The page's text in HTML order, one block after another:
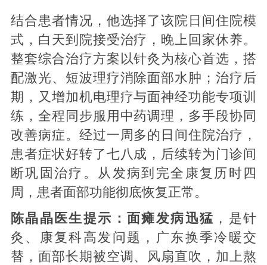
结合患者情况，他选择了该院日间住院模
式，白天到院接受治疗，晚上回家休养。
整套综合治疗方案以针灸为核心首选，搭
配激光、短波理疗消除面部水肿；治疗后
期，又增加机电理疗与面神经功能专项训
练，全程同步服用中药调理，多手段协同
改善病症。经过一周多的日间住院治疗，
患者症状好转了七八成，后续转为门诊间
断巩固治疗。从发病到完全康复历时四
周，患者面部功能彻底恢复正常。
陈晶晶医生提示：面瘫发病迅猛 ，是针
灸、康复科高发问题，广东换季冷暖交
替，面部长期被空调、风扇直吹，加上熬